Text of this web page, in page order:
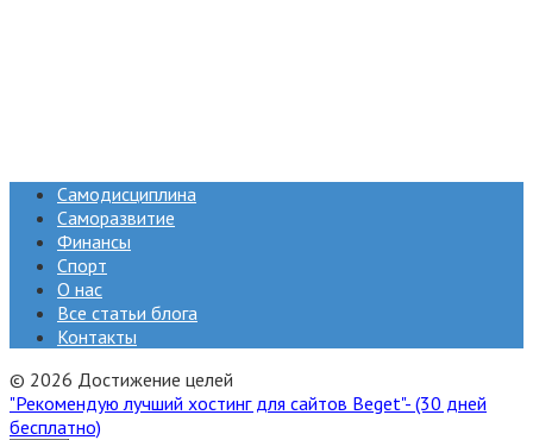
Самодисциплина
Саморазвитие
Финансы
Спорт
О нас
Все статьи блога
Контакты
© 2026 Достижение целей
"Рекомендую лучший хостинг для сайтов Beget"- (30 дней
бесплатно)